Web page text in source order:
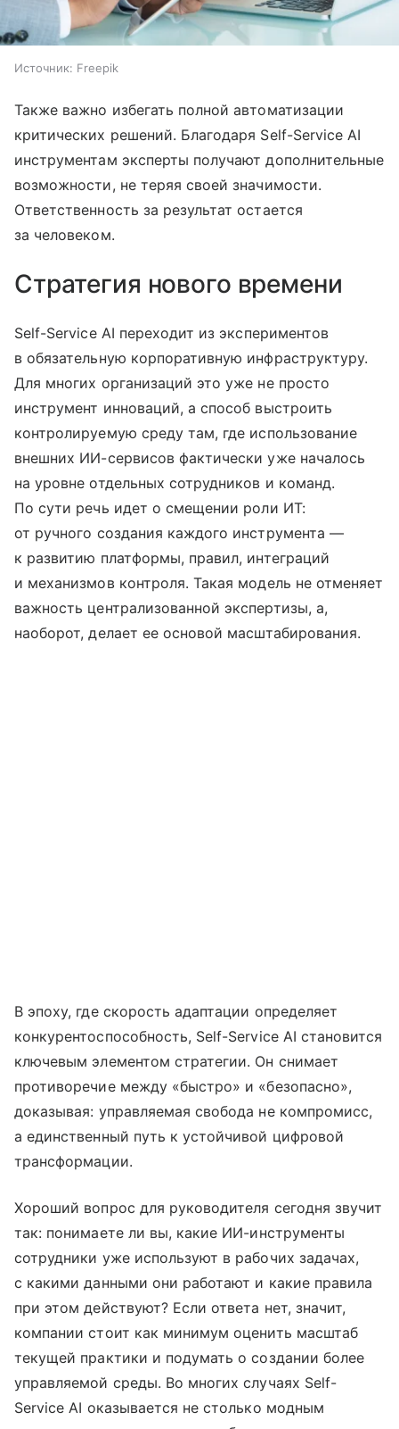
Источник: Freepik
Также важно избегать полной автоматизации
критических решений. Благодаря Self-Service AI
инструментам эксперты получают дополнительные
возможности, не теряя своей значимости.
Ответственность за результат остается
за человеком.
Стратегия нового времени
Self-Service AI переходит из экспериментов
в обязательную корпоративную инфраструктуру.
Для многих организаций это уже не просто
инструмент инноваций, а способ выстроить
контролируемую среду там, где использование
внешних ИИ-сервисов фактически уже началось
на уровне отдельных сотрудников и команд.
По сути речь идет о смещении роли ИТ:
от ручного создания каждого инструмента —
к развитию платформы, правил, интеграций
и механизмов контроля. Такая модель не отменяет
важность централизованной экспертизы, а,
наоборот, делает ее основой масштабирования.
В эпоху, где скорость адаптации определяет
конкурентоспособность, Self-Service AI становится
ключевым элементом стратегии. Он снимает
противоречие между «быстро» и «безопасно»,
доказывая: управляемая свобода не компромисс,
а единственный путь к устойчивой цифровой
трансформации.
Хороший вопрос для руководителя сегодня звучит
так: понимаете ли вы, какие ИИ-инструменты
сотрудники уже используют в рабочих задачах,
с какими данными они работают и какие правила
при этом действуют? Если ответа нет, значит,
компании стоит как минимум оценить масштаб
текущей практики и подумать о создании более
управляемой среды. Во многих случаях Self-
Service AI оказывается не столько модным